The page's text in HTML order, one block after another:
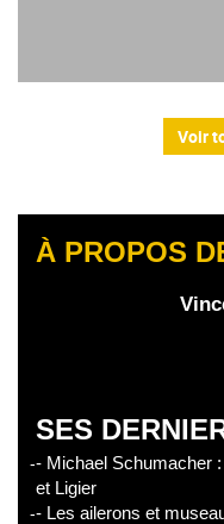
Voir
À PROPOS
SES
- Michael Schumacher
et Ligier
- Les ailerons et